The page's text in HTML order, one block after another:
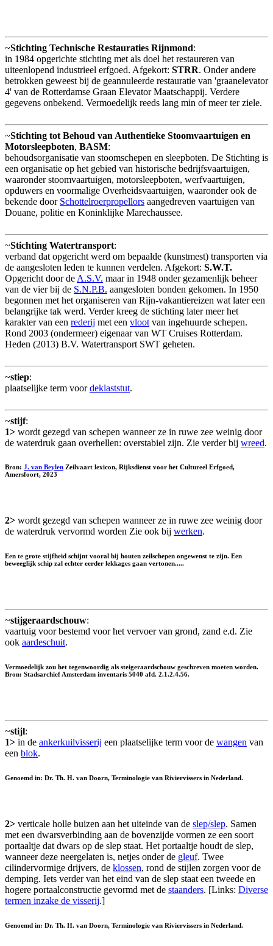
~Stichting Technische Restauraties Rijnmond:
in 1984 opgerichte stichting met als doel het restaureren van
uiteenlopend industrieel erfgoed. Afgekort: STRR. Onder andere
betrokken geweest bij de geannuleerde restauratie van 'graanelevator
4' van de Rotterdamse Graan Elevator Maatschappij. Verdere
gegevens onbekend. Vermoedelijk reeds lang min of meer ter ziele.
~Stichting tot Behoud van Authentieke Stoomvaartuigen en
Motorsleepboten, BASM:
behoudsorganisatie van stoomschepen en sleepboten. De Stichting is
een organisatie op het gebied van historische bedrijfsvaartuigen,
waaronder stoomvaartuigen, motorsleepboten, werfvaartuigen,
opduwers en voormalige Overheidsvaartuigen, waaronder ook de
bekende door Schottelroerpropellors aangedreven vaartuigen van
Douane, politie en Koninklijke Marechaussee.
~Stichting Watertransport:
verband dat opgericht werd om bepaalde (kunstmest) transporten via
de aangesloten leden te kunnen verdelen. Afgekort: S.W.T.
Opgericht door de A.S.V. maar in 1948 onder gezamenlijk beheer
van de vier bij de S.N.P.B. aangesloten bonden gekomen. In 1950
begonnen met het organiseren van Rijn-vakantiereizen wat later een
belangrijke tak werd. Verder kreeg de stichting later meer het
karakter van een rederij met een vloot van ingehuurde schepen.
Rond 2003 (ondermeer) eigenaar van WT Cruises Rotterdam.
Heden (2013) B.V. Watertransport SWT geheten.
~stiep:
plaatselijke term voordeklaststut.
~stijf:
1> wordt gezegd van schepen wanneer ze in ruwe zee weinig door
de waterdruk gaan overhellen: overstabiel zijn. Zie verder bij wreed.
Bron: J. van Beylen Zeilvaart lexicon, Rijksdienst voor het Cultureel Erfgoed,
Amersfoort, 2023
2> wordt gezegd van schepen wanneer ze in ruwe zee weinig door
de waterdruk vervormd worden Zie ook bij werken.
Een te grote stijfheid schijnt vooral bij houten zeilschepen ongewenst te zijn. Een
beweeglijk schip zal echter eerder lekkages gaan vertonen.....
~stijgeraardschouw:
vaartuig voor bestemd voor het vervoer van grond, zand e.d. Zie
ook aardeschuit.
Vermoedelijk zou het tegenwoordig als steigeraardschouw geschreven moeten worden.
Bron: Stadsarchief Amsterdam inventaris 5040 afd. 2.1.2.4.56.
~stijl:
1> in de ankerkuilvisserij een plaatselijke term voor de wangen van
een blok.
Genoemd in: Dr. Th. H. van Doorn, Terminologie van Riviervissers in Nederland.
2> verticale holle buizen aan het uiteinde van de slep/slep. Samen
met een dwarsverbinding aan de bovenzijde vormen ze een soort
portaaltje dat dwars op de slep staat. Het portaaltje houdt de slep,
wanneer deze neergelaten is, netjes onder de gleuf. Twee
cilindervormige drijvers, de klossen, rond de stijlen zorgen voor de
demping. Iets verder van het eind van de slep staat een tweede en
hogere portaalconstructie gevormd met de staanders. [Links: Diverse
termen inzake de visserij.]
Genoemd in: Dr. Th. H. van Doorn, Terminologie van Riviervissers in Nederland.